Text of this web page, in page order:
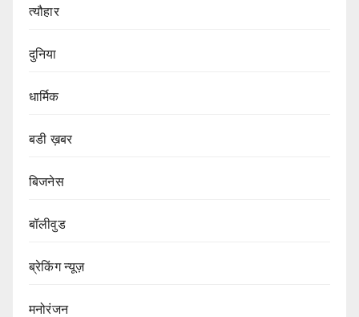
त्यौहार
दुनिया
धार्मिक
बडी ख़बर
बिजनेस
बॉलीवुड
ब्रेकिंग न्यूज़
मनोरंजन